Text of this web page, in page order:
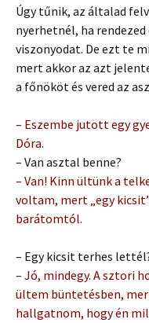
Úgy tűnik, az általad
nyerhetnél, ha
viszonyodat. De ezt te
mert akkor az azt
a főnököt és vered az
– Eszembe jutott egy
Dóra.
– Van asztal benne?
– Van! Kinn ültünk a
voltam, mert „egy
barátomtól.
– Egy kicsit terhes
– Jó, mindegy. A sztori
ültem büntetésben,
hallgatnom, hogy én